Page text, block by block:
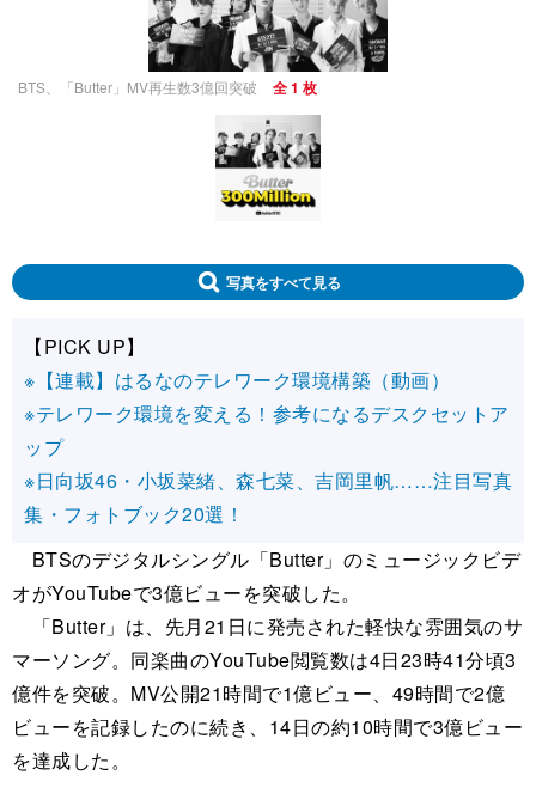
BTS、「Butter」MV再生数3億回突破 全 1 枚
写真をすべて見る
【PICK UP】
※【連載】はるなのテレワーク環境構築（動画）
※テレワーク環境を変える！参考になるデスクセットア
ップ
※日向坂46・小坂菜緒、森七菜、吉岡里帆……注目写真
集・フォトブック20選！
BTSのデジタルシングル「Butter」のミュージックビデ
オがYouTubeで3億ビューを突破した。
「Butter」は、先月21日に発売された軽快な雰囲気のサ
マーソング。同楽曲のYouTube閲覧数は4日23時41分頃3
億件を突破。MV公開21時間で1億ビュー、49時間で2億
ビューを記録したのに続き、14日の約10時間で3億ビュー
を達成した。